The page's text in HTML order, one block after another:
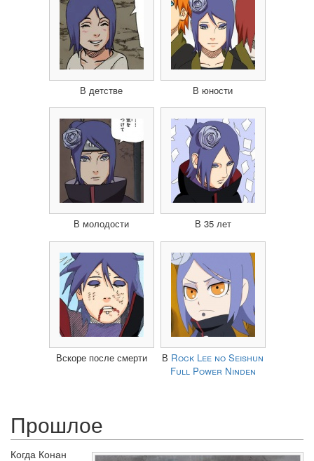
В детстве В юности
В молодости В 35 лет
Вскоре после смерти В Rock Lee no Seishun
Full Power Ninden
Прошлое
Когда Конан